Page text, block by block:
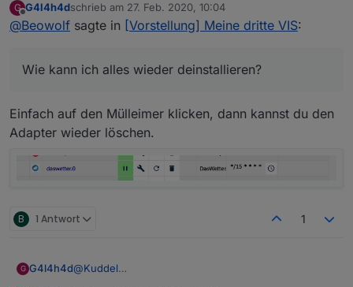
G
Offline
G4l4h4dschrieb am 27. Feb. 2020, 10:04
zuletzt editiert von
@Beowolf sagte in [Vorstellung] Meine dritte VIS:
Wie kann ich alles wieder deinstallieren?
Einfach auf den Mülleimer klicken, dann kannst du den
Adapter wieder löschen.
B 1 Antwort 1
G G4l4h4d@Kuddel